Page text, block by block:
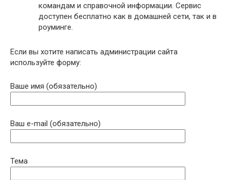
командам и справочной информации. Сервис
доступен бесплатно как в домашней сети, так и в
роуминге.
Если вы хотите написать администрации сайта
используйте форму:
Ваше имя (обязательно)
Ваш e-mail (обязательно)
Тема